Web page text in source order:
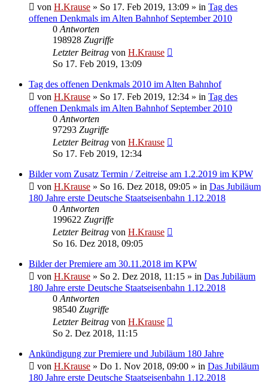
von H.Krause » So 17. Feb 2019, 13:09 » in Tag des
offenen Denkmals im Alten Bahnhof September 2010
0 Antworten
198928 Zugriffe
Letzter Beitrag von H.Krause
So 17. Feb 2019, 13:09
Tag des offenen Denkmals 2010 im Alten Bahnhof
von H.Krause » So 17. Feb 2019, 12:34 » in Tag des
offenen Denkmals im Alten Bahnhof September 2010
0 Antworten
97293 Zugriffe
Letzter Beitrag von H.Krause
So 17. Feb 2019, 12:34
Bilder vom Zusatz Termin / Zeitreise am 1.2.2019 im KPW
von H.Krause » So 16. Dez 2018, 09:05 » in Das Jubiläum
180 Jahre erste Deutsche Staatseisenbahn 1.12.2018
0 Antworten
199622 Zugriffe
Letzter Beitrag von H.Krause
So 16. Dez 2018, 09:05
Bilder der Premiere am 30.11.2018 im KPW
von H.Krause » So 2. Dez 2018, 11:15 » in Das Jubiläum
180 Jahre erste Deutsche Staatseisenbahn 1.12.2018
0 Antworten
98540 Zugriffe
Letzter Beitrag von H.Krause
So 2. Dez 2018, 11:15
Ankündigung zur Premiere und Jubiläum 180 Jahre
von H.Krause » Do 1. Nov 2018, 09:00 » in Das Jubiläum
180 Jahre erste Deutsche Staatseisenbahn 1.12.2018